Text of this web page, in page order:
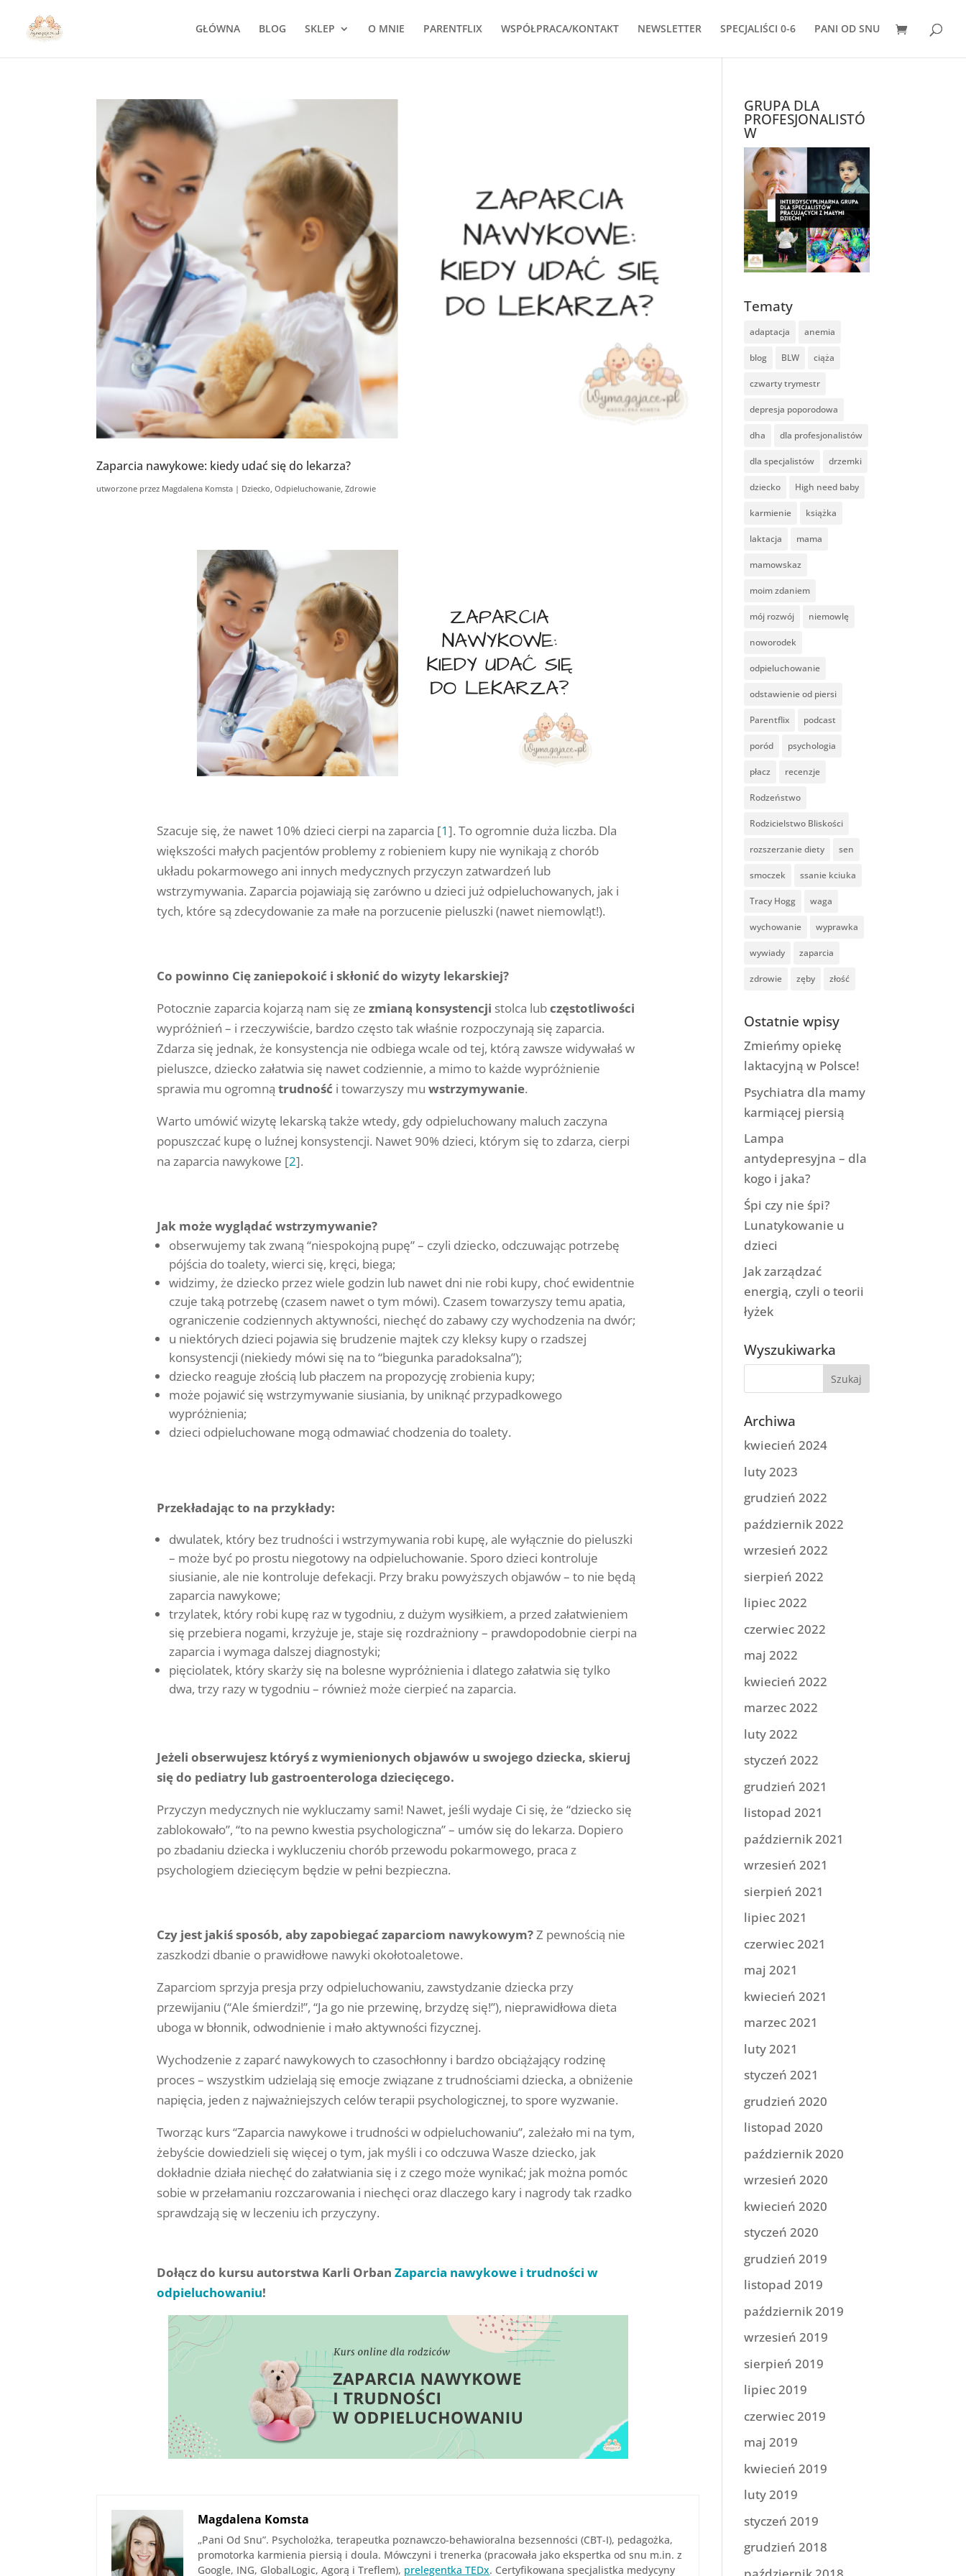
GŁÓWNA BLOG SKLEP O MNIE PARENTFLIX WSPÓŁPRACA/KONTAKT NEWSLETTER SPECJALIŚCI 0-6 PANI OD SNU
Zaparcia nawykowe: kiedy udać się do lekarza?
utworzone przez Magdalena Komsta | Dziecko ,Odpieluchowanie ,Zdrowie
Szacuje się, że nawet 10% dzieci cierpi na zaparcia [1]. To ogromnie duża liczba. Dla
większości małych pacjentów problemy z robieniem kupy nie wynikają z chorób
układu pokarmowego ani innych medycznych przyczyn zatwardzeń lub
wstrzymywania. Zaparcia pojawiają się zarówno u dzieci już odpieluchowanych, jak i
tych, które są zdecydowanie za małe na porzucenie pieluszki (nawet niemowląt!).
Co powinno Cię zaniepokoić i skłonić do wizyty lekarskiej?
Potocznie zaparcia kojarzą nam się zezmianą konsystencji stolca lubczęstotliwości
wypróżnień – i rzeczywiście, bardzo często tak właśnie rozpoczynają się zaparcia.
Zdarza się jednak, że konsystencja nie odbiega wcale od tej, którą zawsze widywałaś w
pieluszce, dziecko załatwia się nawet codziennie, a mimo to każde wypróżnienie
sprawia mu ogromnątrudność i towarzyszy muwstrzymywanie.
Warto umówić wizytę lekarską także wtedy, gdy odpieluchowany maluch zaczyna
popuszczać kupę o luźnej konsystencji. Nawet 90% dzieci, którym się to zdarza, cierpi
na zaparcia nawykowe [2].
Jak może wyglądać wstrzymywanie?
obserwujemy tak zwaną “niespokojną pupę” – czyli dziecko, odczuwając potrzebę
pójścia do toalety, wierci się, kręci, biega;
widzimy, że dziecko przez wiele godzin lub nawet dni nie robi kupy, choć ewidentnie
czuje taką potrzebę (czasem nawet o tym mówi). Czasem towarzyszy temu apatia,
ograniczenie codziennych aktywności, niechęć do zabawy czy wychodzenia na dwór;
u niektórych dzieci pojawia się brudzenie majtek czy kleksy kupy o rzadszej
konsystencji (niekiedy mówi się na to “biegunka paradoksalna”);
dziecko reaguje złością lub płaczem na propozycję zrobienia kupy;
może pojawić się wstrzymywanie siusiania, by uniknąć przypadkowego
wypróżnienia;
dzieci odpieluchowane mogą odmawiać chodzenia do toalety.
Przekładając to na przykłady:
dwulatek, który bez trudności i wstrzymywania robi kupę, ale wyłącznie do pieluszki
– może być po prostu niegotowy na odpieluchowanie. Sporo dzieci kontroluje
siusianie, ale nie kontroluje defekacji. Przy braku powyższych objawów – to nie będą
zaparcia nawykowe;
trzylatek, który robi kupę raz w tygodniu, z dużym wysiłkiem, a przed załatwieniem
się przebiera nogami, krzyżuje je, staje się rozdrażniony – prawdopodobnie cierpi na
zaparcia i wymaga dalszej diagnostyki;
pięciolatek, który skarży się na bolesne wypróżnienia i dlatego załatwia się tylko
dwa, trzy razy w tygodniu – również może cierpieć na zaparcia.
Jeżeli obserwujesz któryś z wymienionych objawów u swojego dziecka, skieruj
się do pediatry lub gastroenterologa dziecięcego.
Przyczyn medycznych nie wykluczamy sami! Nawet, jeśli wydaje Ci się, że “dziecko się
zablokowało”, “to na pewno kwestia psychologiczna” – umów się do lekarza. Dopiero
po zbadaniu dziecka i wykluczeniu chorób przewodu pokarmowego, praca z
psychologiem dziecięcym będzie w pełni bezpieczna.
Czy jest jakiś sposób, aby zapobiegać zaparciom nawykowym?Z pewnością nie
zaszkodzi dbanie o prawidłowe nawyki okołotoaletowe.
Zaparciom sprzyja presja przy odpieluchowaniu, zawstydzanie dziecka przy
przewijaniu (“Ale śmierdzi!”, “Ja go nie przewinę, brzydzę się!”), nieprawidłowa dieta
uboga w błonnik, odwodnienie i mało aktywności fizycznej.
Wychodzenie z zaparć nawykowych to czasochłonny i bardzo obciążający rodzinę
proces – wszystkim udzielają się emocje związane z trudnościami dziecka, a obniżenie
napięcia, jeden z najważniejszych celów terapii psychologicznej, to spore wyzwanie.
Tworząc kurs “Zaparcia nawykowe i trudności w odpieluchowaniu”, zależało mi na tym,
żebyście dowiedzieli się więcej o tym, jak myśli i co odczuwa Wasze dziecko, jak
dokładnie działa niechęć do załatwiania się i z czego może wynikać; jak można pomóc
sobie w przełamaniu rozczarowania i niechęci oraz dlaczego kary i nagrody tak rzadko
sprawdzają się w leczeniu ich przyczyny.
Dołącz do kursu autorstwa Karli OrbanZaparcia nawykowe i trudności w
odpieluchowaniu!
Magdalena Komsta
„Pani Od Snu”. Psycholożka, terapeutka poznawczo-behawioralna bezsenności (CBT-I), pedagożka,
promotorka karmienia piersią i doula. Mówczyni i trenerka (pracowała jako ekspertka od snu m.in. z
Google, ING, GlobalLogic, Agorą i Treflem), prelegentka TEDx. Certyfikowana specjalistka medycyny
GRUPA DLA
PROFESJONALISTÓ
W
Tematy
adaptacja anemia
blog BLW ciąża
czwarty trymestr
depresja poporodowa
dha dla profesjonalistów
dla specjalistów drzemki
dziecko High need baby
karmienie książka
laktacja mama
mamowskaz
moim zdaniem
mój rozwój niemowlę
noworodek
odpieluchowanie
odstawienie od piersi
Parentflix podcast
poród psychologia
płacz recenzje
Rodzeństwo
Rodzicielstwo Bliskości
rozszerzanie diety sen
smoczek ssanie kciuka
Tracy Hogg waga
wychowanie wyprawka
wywiady zaparcia
zdrowie zęby złość
Ostatnie wpisy
Zmieńmy opiekę
laktacyjną w Polsce!
Psychiatra dla mamy
karmiącej piersią
Lampa
antydepresyjna – dla
kogo i jaka?
Śpi czy nie śpi?
Lunatykowanie u
dzieci
Jak zarządzać
energią, czyli o teorii
łyżek
Wyszukiwarka
Archiwa
kwiecień 2024
luty 2023
grudzień 2022
październik 2022
wrzesień 2022
sierpień 2022
lipiec 2022
czerwiec 2022
maj 2022
kwiecień 2022
marzec 2022
luty 2022
styczeń 2022
grudzień 2021
listopad 2021
październik 2021
wrzesień 2021
sierpień 2021
lipiec 2021
czerwiec 2021
maj 2021
kwiecień 2021
marzec 2021
luty 2021
styczeń 2021
grudzień 2020
listopad 2020
październik 2020
wrzesień 2020
kwiecień 2020
styczeń 2020
grudzień 2019
listopad 2019
październik 2019
wrzesień 2019
sierpień 2019
lipiec 2019
czerwiec 2019
maj 2019
kwiecień 2019
luty 2019
styczeń 2019
grudzień 2018